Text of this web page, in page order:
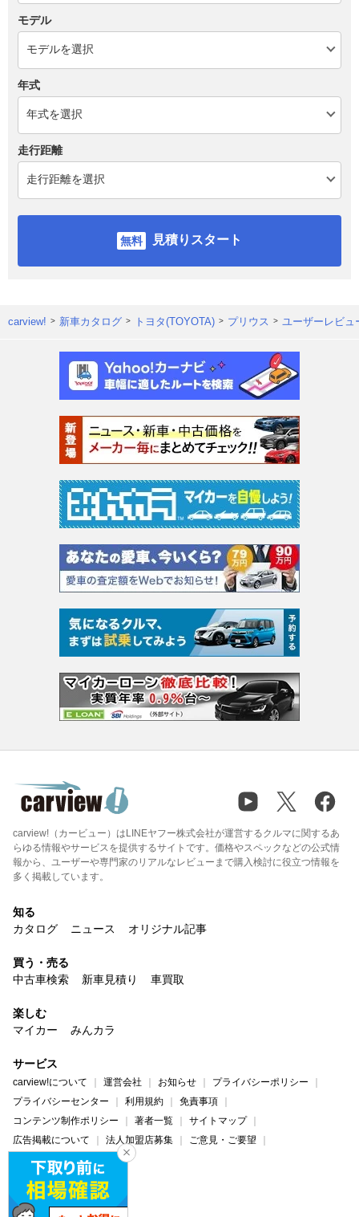
モデル
年式
走行距離
見積りスタート
carview! 新車カタログ トヨタ(TOYOTA) プリウス ユーザーレビュ
carview!（カービュー）はLINEヤフー株式会社が運営するクルマに関するあ
らゆる情報やサービスを提供するサイトです。価格やスペックなどの公式情
報から、ユーザーや専門家のリアルなレビューまで購入検討に役立つ情報を
多く掲載しています。
知る
カタログ
ニュース オリジナル記事
買う・売る
中古車検索
新車見積り 車買取
楽しむ
マイカー
みんカラ
サービス
carview!について 運営会社 お知らせ
プライバシーポリシー
プライバシーセンター
利用規約
免責事項
コンテンツ制作ポリシー
著者一覧
サイトマップ
広告掲載について
法人加盟店募集
ご意見・ご要望
ヘルプ・お問い合わせ
carview! Yahoo! JAPAN